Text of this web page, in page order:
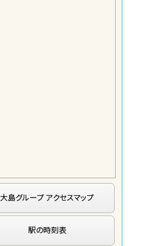
大島グループ アクセスマップ
駅の時刻表